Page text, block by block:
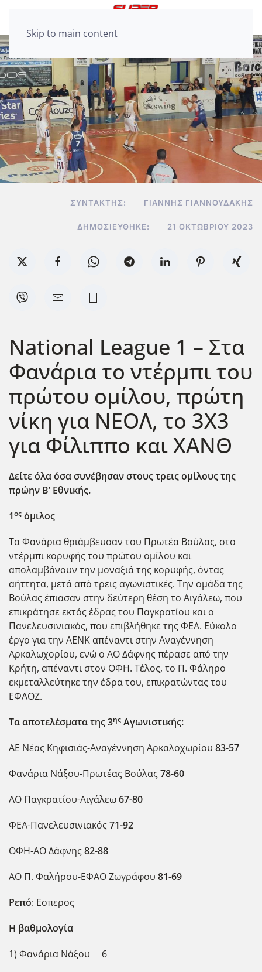
Skip to main content
ΣΥΝΤΆΚΤΗΣ: ΓΙΆΝΝΗΣ ΓΙΑΝΝΟΥΔΆΚΗΣ
ΔΗΜΟΣΙΕΎΘΗΚΕ: 21 ΟΚΤΩΒΡΊΟΥ 2023
National League 1 – Στα
Φανάρια το ντέρμπι του
πρώτου ομίλου, πρώτη
νίκη για ΝΕΟΛ, το 3Χ3
για Φίλιππο και ΧΑΝΘ
Δείτε όλα όσα συνέβησαν στους τρεις ομίλους της
πρώην Β’ Εθνικής.
1ος όμιλος
Τα Φανάρια θριάμβευσαν του Πρωτέα Βούλας, στο
ντέρμπι κορυφής του πρώτου ομίλου και
απολαμβάνουν την μοναξιά της κορυφής, όντας
αήττητα, μετά από τρεις αγωνιστικές. Την ομάδα της
Βούλας έπιασαν στην δεύτερη θέση το Αιγάλεω, που
επικράτησε εκτός έδρας του Παγκρατίου και ο
Πανελευσινιακός, που επιβλήθηκε της ΦΕΑ. Εύκολο
έργο για την ΑΕΝΚ απέναντι στην Αναγέννηση
Αρκαλωχορίου, ενώ ο ΑΟ Δάφνης πέρασε από την
Κρήτη, απέναντι στον ΟΦΗ. Τέλος, το Π. Φάληρο
εκμεταλλεύτηκε την έδρα του, επικρατώντας του
ΕΦΑΟΖ.
Τα αποτελέσματα της 3ης Αγωνιστικής:
ΑΕ Νέας Κηφισιάς-Αναγέννηση Αρκαλοχωρίου 83-57
Φανάρια Νάξου-Πρωτέας Βούλας78-60
ΑΟ Παγκρατίου-Αιγάλεω67-80
ΦΕΑ-Πανελευσινιακός71-92
ΟΦΗ-ΑΟ Δάφνης82-88
ΑΟ Π. Φαλήρου-ΕΦΑΟ Ζωγράφου 81-69
Ρεπό: Εσπερος
Η βαθμολογία
1) Φανάρια Νάξου 6